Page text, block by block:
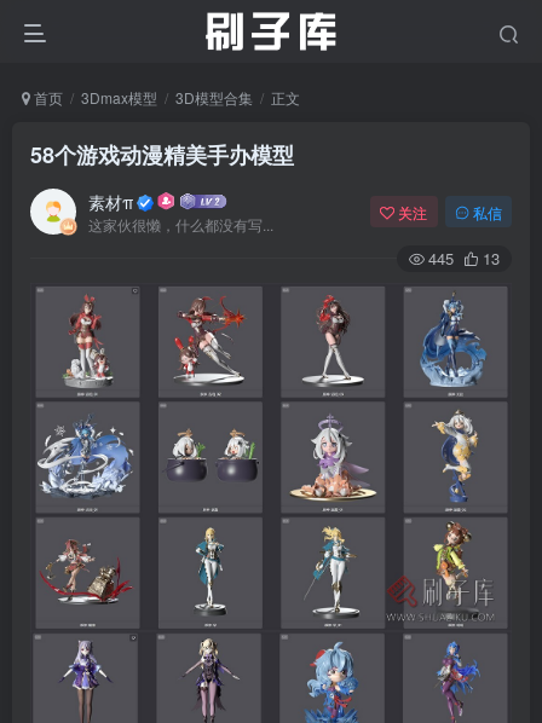
首页 3Dmax模型 3D模型合集 正文
58个游戏动漫精美手办模型
素材π
这家伙很懒，什么都没有写...
关注 私信
445 13